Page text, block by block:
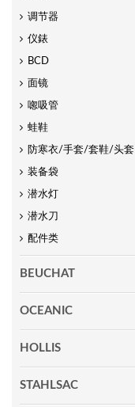
调节器
仪錶
BCD
面镜
唿吸管
蛙鞋
防寒衣/手套/套鞋/头套
装备袋
潜水灯
潜水刀
配件类
BEUCHAT
OCEANIC
HOLLIS
STAHLSAC